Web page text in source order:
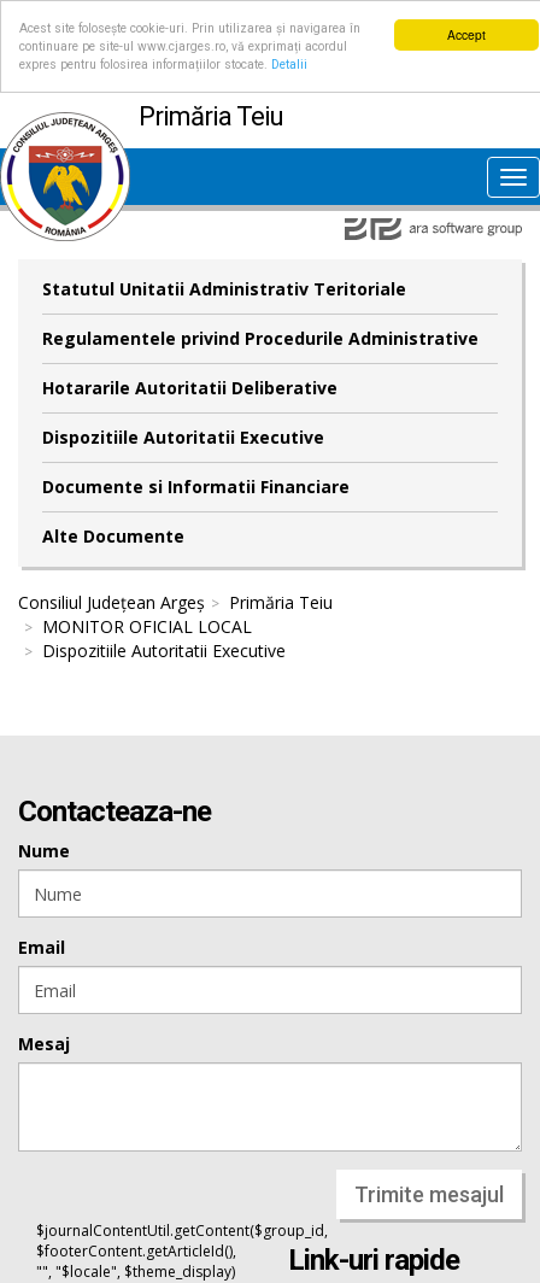
Accept
Acest site folosește cookie-uri. Prin utilizarea și navigarea în
continuare pe site-ul www.cjarges.ro, vă exprimați acordul
expres pentru folosirea informațiilor stocate.
Detalii
Primăria Teiu
Statutul Unitatii Administrativ Teritoriale
Regulamentele privind Procedurile Administrative
Hotararile Autoritatii Deliberative
Dispozitiile Autoritatii Executive
Documente si Informatii Financiare
Alte Documente
Consiliul Județean Argeș
Primăria Teiu
MONITOR OFICIAL LOCAL
Dispozitiile Autoritatii Executive
Contacteaza-ne
Nume
Email
Mesaj
Trimite mesajul
$journalContentUtil.getContent($group_id,
$footerContent.getArticleId(),
"", "$locale", $theme_display)
Link-uri rapide